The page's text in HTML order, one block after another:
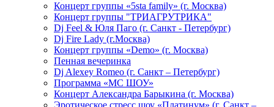
Концерт группы «5sta family» (г. Москва)
Концерт группы "ТРИАГРУТРИКА"
Dj Feel & Юля Паго (г. Санкт - Петербург)
Dj Fire Lady (г.Москва)
Концерт группы «Demo» (г. Москва)
Пенная вечеринка
Dj Alexey Romeo (г. Санкт – Петербург)
Программа «МС ШОУ»
Концерт Александра Барыкина (г. Москва)
Эротическое стресс шоу «Платинум» (г. Санкт –